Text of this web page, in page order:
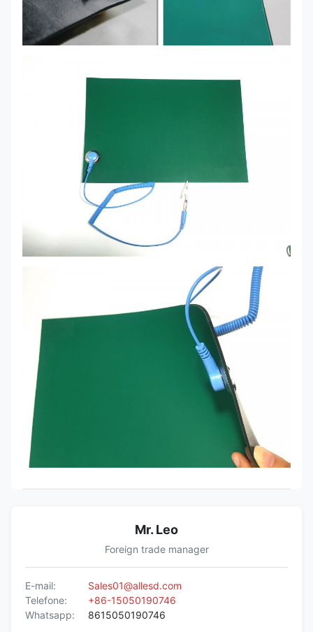
Mr. Leo
Foreign trade manager
E-mail:
Sales01@allesd.com
Telefone:
+86-15050190746
Whatsapp:
8615050190746